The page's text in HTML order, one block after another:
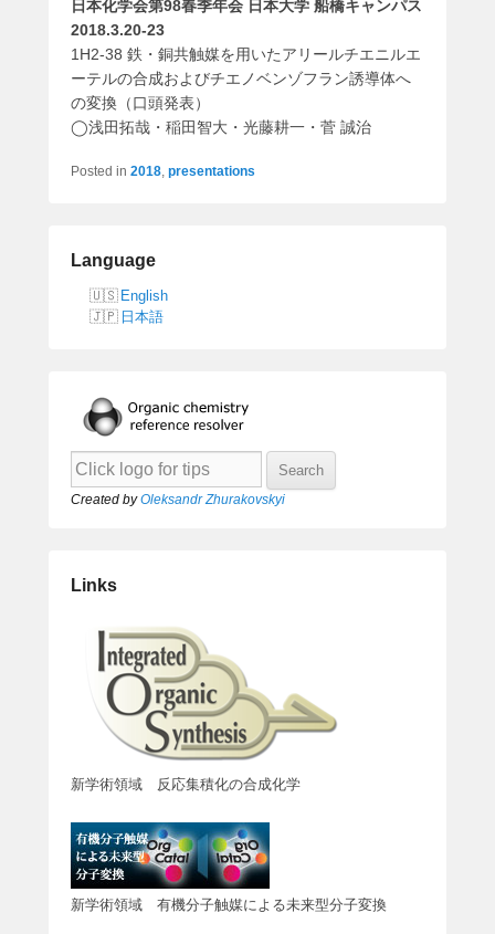
日本化学会第98春季年会 日本大学 船橋キャンパス
2018.3.20-23
1H2-38 鉄・銅共触媒を用いたアリールチエニルエ
ーテルの合成およびチエノベンゾフラン誘導体へ
の変換（口頭発表）
◯浅田拓哉・稲田智大・光藤耕一・菅 誠治
Posted in 2018, presentations
Language
English
日本語
Created byOleksandr Zhurakovskyi
Links
新学術領域 反応集積化の合成化学
新学術領域 有機分子触媒による未来型分子変換